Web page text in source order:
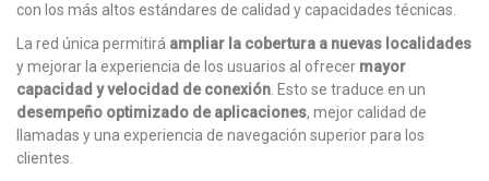
con los más altos estándares de calidad y capacidades técnicas.
La red única permitirá ampliar la cobertura a nuevas localidades
y mejorar la experiencia de los usuarios al ofrecer mayor
capacidad y velocidad de conexión . Esto se traduce en un
desempeño optimizado de aplicaciones, mejor calidad de
llamadas y una experiencia de navegación superior para los
clientes.